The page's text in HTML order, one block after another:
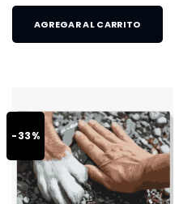
AGREGAR AL CARRITO
-33%